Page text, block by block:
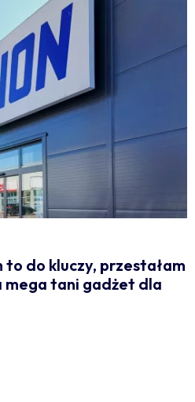
do kluczy, przestałam
mega tani gadżet dla